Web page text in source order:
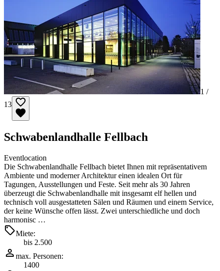
1 /
13
Schwabenlandhalle Fellbach
Eventlocation
Die Schwabenlandhalle Fellbach bietet Ihnen mit repräsentativem
Ambiente und moderner Architektur einen idealen Ort für
Tagungen, Ausstellungen und Feste. Seit mehr als 30 Jahren
überzeugt die Schwabenlandhalle mit insgesamt elf hellen und
technisch voll ausgestatteten Sälen und Räumen und einem Service,
der keine Wünsche offen lässt. Zwei unterschiedliche und doch
harmonisc …
Miete:
bis 2.500
max. Personen:
1400